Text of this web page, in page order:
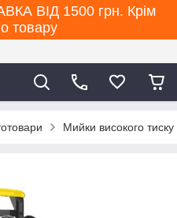
ВІД 1500 грн. Крім
товару
Мийки високого тиску